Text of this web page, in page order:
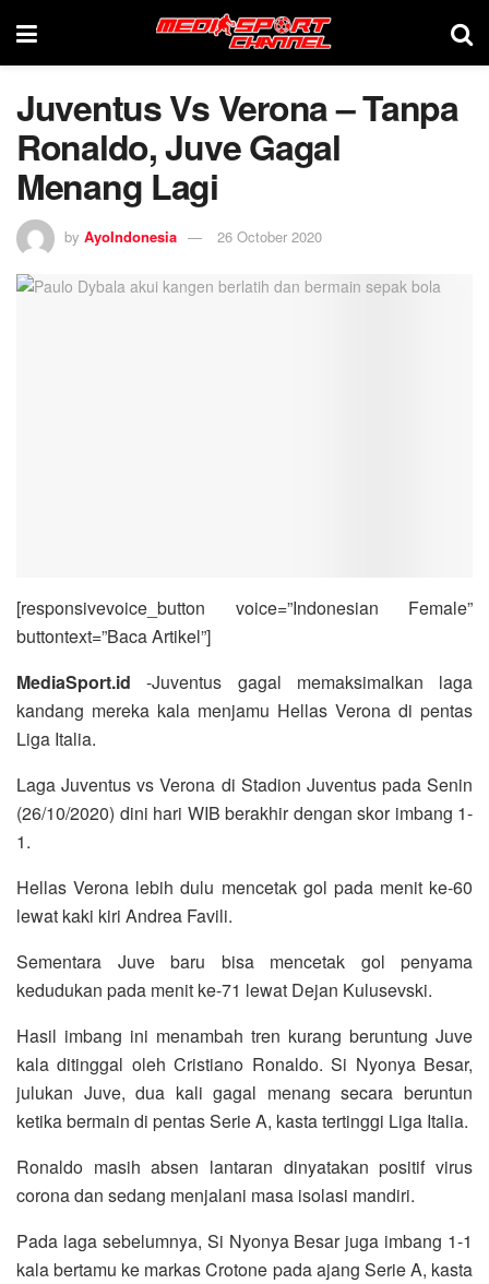
Juventus Vs Verona – Tanpa
Ronaldo, Juve Gagal
Menang Lagi
by AyoIndonesia 26 October 2020
[responsivevoice_button voice=”Indonesian Female”
buttontext=”Baca Artikel”]
MediaSport.id -Juventus gagal memaksimalkan laga
kandang mereka kala menjamu Hellas Verona di pentas
Liga Italia.
Laga Juventus vs Verona di Stadion Juventus pada Senin
(26/10/2020) dini hari WIB berakhir dengan skor imbang 1-
1.
Hellas Verona lebih dulu mencetak gol pada menit ke-60
lewat kaki kiri Andrea Favili.
Sementara Juve baru bisa mencetak gol penyama
kedudukan pada menit ke-71 lewat Dejan Kulusevski.
Hasil imbang ini menambah tren kurang beruntung Juve
kala ditinggal oleh Cristiano Ronaldo. Si Nyonya Besar,
julukan Juve, dua kali gagal menang secara beruntun
ketika bermain di pentas Serie A, kasta tertinggi Liga Italia.
Ronaldo masih absen lantaran dinyatakan positif virus
corona dan sedang menjalani masa isolasi mandiri.
Pada laga sebelumnya, Si Nyonya Besar juga imbang 1-1
kala bertamu ke markas Crotone pada ajang Serie A, kasta